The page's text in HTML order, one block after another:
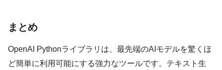
まとめ
OpenAI Pythonライブラリは、最先端のAIモデルを驚くほ
ど簡単に利用可能にする強力なツールです。テキスト生